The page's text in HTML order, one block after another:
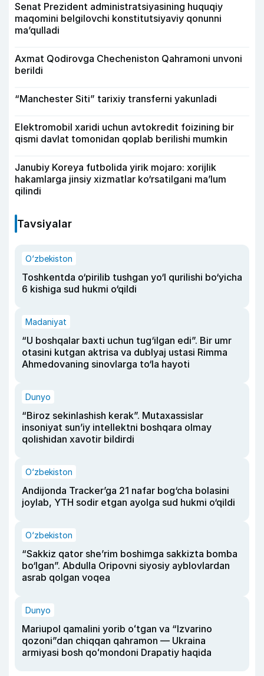
Senat Prezident administratsiyasining huquqiy
maqomini belgilovchi konstitutsiyaviy qonunni
ma’qulladi
Axmat Qodirovga Checheniston Qahramoni unvoni
berildi
“Manchester Siti” tarixiy transferni yakunladi
Elektromobil xaridi uchun avtokredit foizining bir
qismi davlat tomonidan qoplab berilishi mumkin
Janubiy Koreya futbolida yirik mojaro: xorijlik
hakamlarga jinsiy xizmatlar ko‘rsatilgani ma’lum
qilindi
Tavsiyalar
O‘zbekiston
Toshkentda o‘pirilib tushgan yo‘l qurilishi bo‘yicha
6 kishiga sud hukmi o‘qildi
Madaniyat
“U boshqalar baxti uchun tug‘ilgan edi”. Bir umr
otasini kutgan aktrisa va dublyaj ustasi Rimma
Ahmedovaning sinovlarga to‘la hayoti
Dunyo
“Biroz sekinlashish kerak”. Mutaxassislar
insoniyat sun’iy intellektni boshqara olmay
qolishidan xavotir bildirdi
O‘zbekiston
Andijonda Tracker’ga 21 nafar bog‘cha bolasini
joylab, YTH sodir etgan ayolga sud hukmi o‘qildi
O‘zbekiston
“Sakkiz qator she’rim boshimga sakkizta bomba
bo‘lgan”. Abdulla Oripovni siyosiy ayblovlardan
asrab qolgan voqea
Dunyo
Mariupol qamalini yorib oʻtgan va “Izvarino
qozoni”dan chiqqan qahramon — Ukraina
armiyasi bosh qoʻmondoni Drapatiy haqida